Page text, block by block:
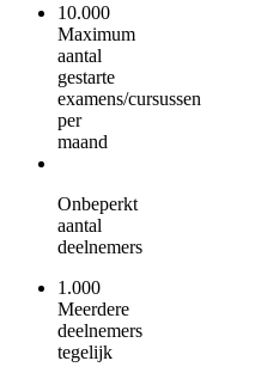
10.000
Maximum
aantal
gestarte
examens/cursussen
per
maand
Onbeperkt
aantal
deelnemers
1.000
Meerdere
deelnemers
tegelijk